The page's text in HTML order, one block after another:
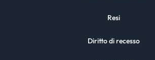
Resi
Diritto di recesso